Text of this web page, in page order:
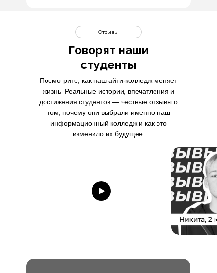
Говорят наши
студенты
Отзывы
Посмотрите, как наш айти-колледж меняет
жизнь. Реальные истории, впечатления и
достижения студентов — честные отзывы о
том, почему они выбрали именно наш
информационный колледж и как это
изменило их будущее.